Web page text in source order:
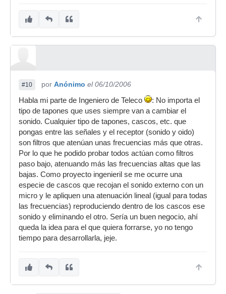
#10 por Anónimo el 06/10/2006
Habla mi parte de Ingeniero de Teleco
: No importa el
tipo de tapones que uses siempre van a cambiar el
sonido. Cualquier tipo de tapones, cascos, etc. que
pongas entre las señales y el receptor (sonido y oido)
son filtros que atenúan unas frecuencias más que otras.
Por lo que he podido probar todos actúan como filtros
paso bajo, atenuando más las frecuencias altas que las
bajas. Como proyecto ingenieril se me ocurre una
especie de cascos que recojan el sonido externo con un
micro y le apliquen una atenuación lineal (igual para todas
las frecuencias) reproduciendo dentro de los cascos ese
sonido y eliminando el otro. Sería un buen negocio, ahí
queda la idea para el que quiera forrarse, yo no tengo
tiempo para desarrollarla, jeje.